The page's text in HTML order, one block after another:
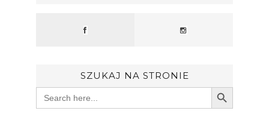
SZUKAJ NA STRONIE
Search
for:
Search Button